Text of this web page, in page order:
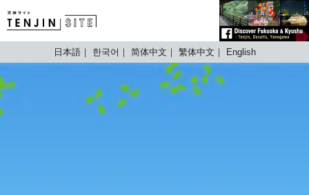
TENJIN SITE
日本語 한국어 简体中文 繁体中文 English